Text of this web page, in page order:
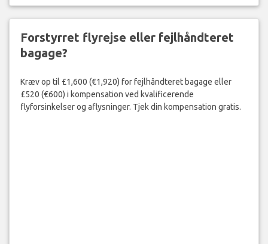
Forstyrret flyrejse eller fejlhåndteret
bagage?
Kræv op til £1,600 (€1,920) for fejlhåndteret bagage eller
£520 (€600) i kompensation ved kvalificerende
flyforsinkelser og aflysninger. Tjek din kompensation gratis.